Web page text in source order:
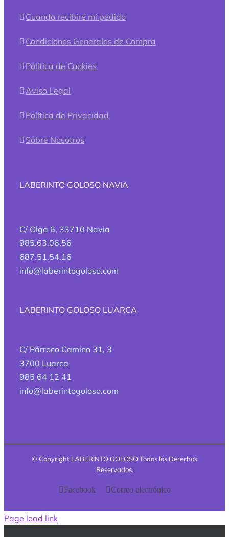
Cuando recibiré mi pedido
Condiciones Generales de Compra
Política de Cookies
Aviso Legal
Política de Privacidad
Sobre Nosotros
LABERINTO GOLOSO NAVIA
C/ Olga 6, 33710 Navia
985.63.06.56
687.51.54.16
info@laberintogoloso.com
LABERINTO GOLOSO LUARCA
C/ Párroco Camino 31, 3
3700 Luarca
985 64 12 41
info@laberintogoloso.com
© Copyright LABERINTO GOLOSO Todos los Derechos
Reservados.
Facebook Correo electrónico
Page load link